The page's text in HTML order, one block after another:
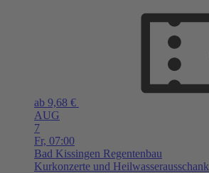
ab 9,68 €
AUG
7
Fr, 07:00
Bad Kissingen Regentenbau
Kurkonzerte und Heilwasserausschank